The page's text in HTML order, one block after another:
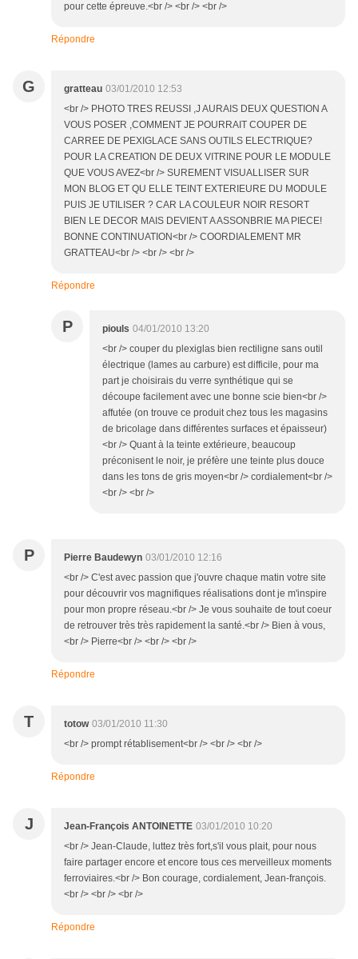
pour cette épreuve.<br /> <br /> <br />
Répondre
G gratteau 03/01/2010 12:53
<br /> PHOTO TRES REUSSI ,J AURAIS DEUX QUESTION A
VOUS POSER ,COMMENT JE POURRAIT COUPER DE
CARREE DE PEXIGLACE SANS OUTILS ELECTRIQUE?
POUR LA CREATION DE DEUX VITRINE POUR LE MODULE
QUE VOUS AVEZ<br /> SUREMENT VISUALLISER SUR
MON BLOG ET QU ELLE TEINT EXTERIEURE DU MODULE
PUIS JE UTILISER ? CAR LA COULEUR NOIR RESORT
BIEN LE DECOR MAIS DEVIENT A ASSONBRIE MA PIECE!
BONNE CONTINUATION<br /> COORDIALEMENT MR
GRATTEAU<br /> <br /> <br />
Répondre
P piouls 04/01/2010 13:20
<br /> couper du plexiglas bien rectiligne sans outil
électrique (lames au carbure) est difficile, pour ma
part je choisirais du verre synthétique qui se
découpe facilement avec une bonne scie bien<br />
affutée (on trouve ce produit chez tous les magasins
de bricolage dans différentes surfaces et épaisseur)
<br /> Quant à la teinte extérieure, beaucoup
préconisent le noir, je préfère une teinte plus douce
dans les tons de gris moyen<br /> cordialement<br />
<br /> <br />
P Pierre Baudewyn 03/01/2010 12:16
<br /> C'est avec passion que j'ouvre chaque matin votre site
pour découvrir vos magnifiques réalisations dont je m'inspire
pour mon propre réseau.<br /> Je vous souhaite de tout coeur
de retrouver très très rapidement la santé.<br /> Bien à vous,
<br /> Pierre<br /> <br /> <br />
Répondre
T totow 03/01/2010 11:30
<br /> prompt rétablisement<br /> <br /> <br />
Répondre
J Jean-François ANTOINETTE 03/01/2010 10:20
<br /> Jean-Claude, luttez très fort,s'il vous plait, pour nous
faire partager encore et encore tous ces merveilleux moments
ferroviaires.<br /> Bon courage, cordialement, Jean-françois.
<br /> <br /> <br />
Répondre